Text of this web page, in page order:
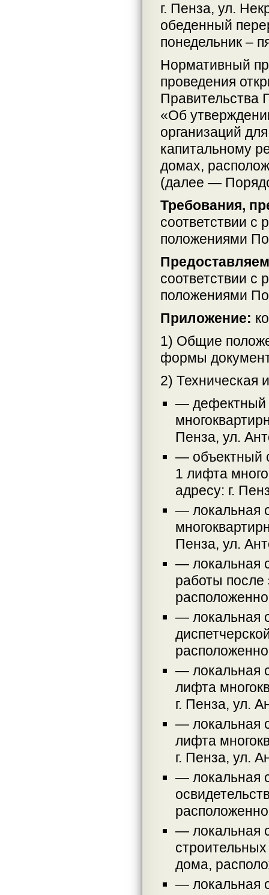
г. Пенза, ул.
обеденный
понедельник –
Нормативный
проведения
Правительства
«Об
организаций
капитальному
домах,
(далее —
Требования,
соответствии с
положениями
соответствии с
положениями
Приложение:
1) Общие
формы
2) Техническая
— дефектный
Пенза, ул.
— объектный
1 лифта
адресу: г.
— локальная
Пенза, ул.
— локальная
работы после
— локальная
— локальная
лифта
г. Пенза, ул.
— локальная
лифта
г. Пенза, ул.
— локальная
— локальная
дома,
— локальная